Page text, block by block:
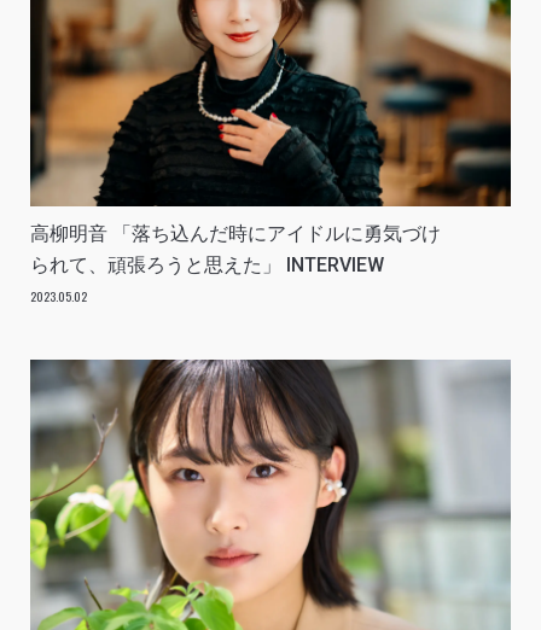
高柳明音 「落ち込んだ時にアイドルに勇気づけ
られて、頑張ろうと思えた」 INTERVIEW
2023.05.02